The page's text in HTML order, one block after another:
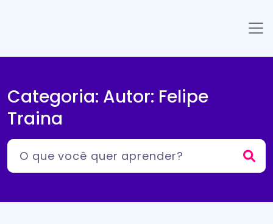
Categoria: Autor: Felipe
Traina